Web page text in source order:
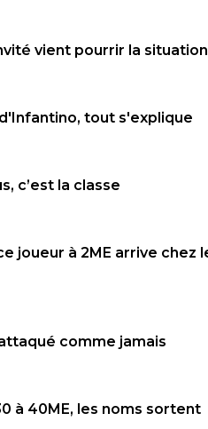
vient pourrir la situation
tout s'explique
c’est la classe
joueur à 2ME arrive chez
comme jamais
à 40ME, les noms sortent